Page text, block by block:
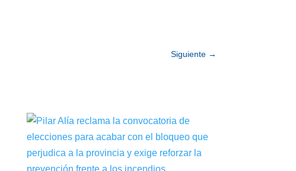
Siguiente→